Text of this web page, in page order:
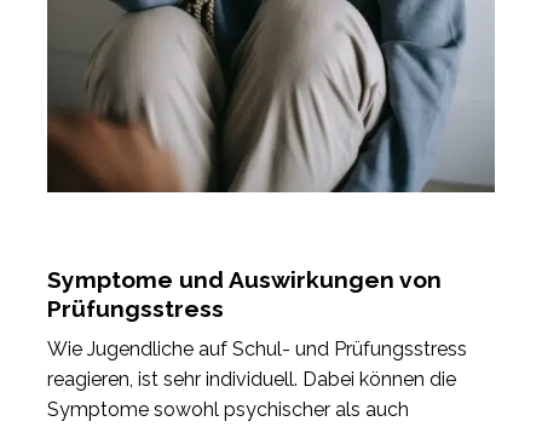
Symptome und Auswirkungen von
Prüfungsstress
Wie Jugendliche auf Schul- und Prüfungsstress
reagieren, ist sehr individuell. Dabei können die
Symptome sowohl psychischer als auch